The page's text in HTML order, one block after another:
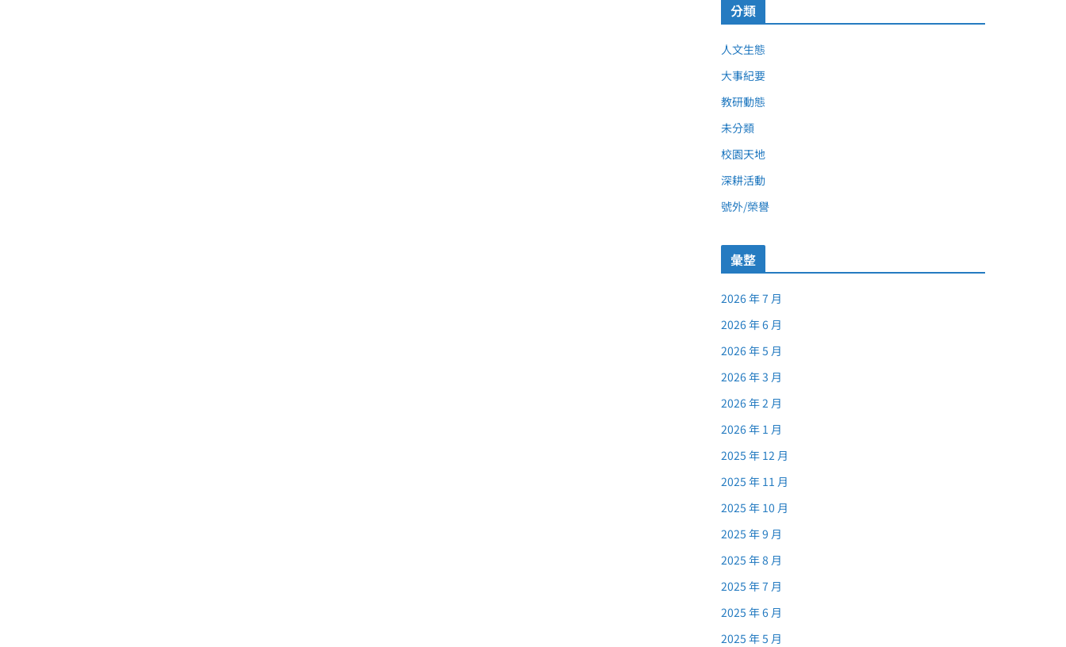
分類
人文生態
大事紀要
教研動態
未分類
校園天地
深耕活動
號外/榮譽
彙整
2026 年 7 月
2026 年 6 月
2026 年 5 月
2026 年 3 月
2026 年 2 月
2026 年 1 月
2025 年 12 月
2025 年 11 月
2025 年 10 月
2025 年 9 月
2025 年 8 月
2025 年 7 月
2025 年 6 月
2025 年 5 月